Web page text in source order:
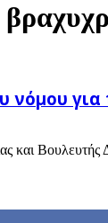
για
και